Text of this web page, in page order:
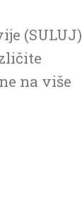
(SULUJ)
na više